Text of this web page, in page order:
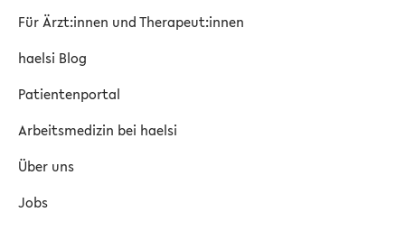
Für Ärzt:innen und Therapeut:innen
haelsi Blog
Patientenportal
Arbeitsmedizin bei haelsi
Über uns
Jobs